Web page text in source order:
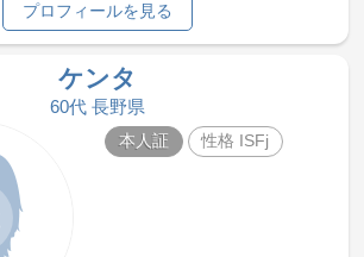
プロフィールを見る
ケンタ
60代 長野県
本人証 性格 ISFj